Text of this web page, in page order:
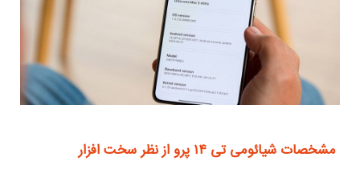
مشخصات شیائومی تی ۱۴ پرو از نظر سخت افزار